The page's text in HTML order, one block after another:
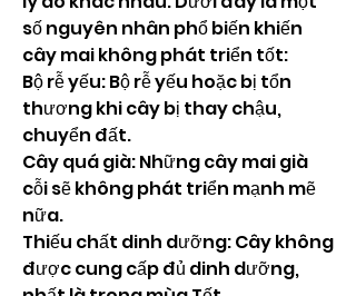
số nguyên nhân phổ biến khiến
cây mai không phát triển tốt:
Bộ rễ yếu: Bộ rễ yếu hoặc bị tổn
thương khi cây bị thay chậu,
chuyển đất.
Cây quá già: Những cây mai già
cỗi sẽ không phát triển mạnh mẽ
nữa.
Thiếu chất dinh dưỡng: Cây không
được cung cấp đủ dinh dưỡng,